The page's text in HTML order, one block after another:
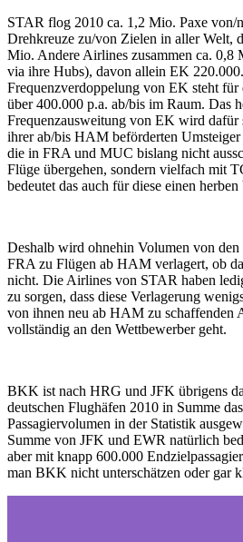
STAR flog 2010 ca. 1,2 Mio. Paxe von/
Drehkreuze zu/von Zielen in aller Welt,
Mio. Andere Airlines zusammen ca. 0,8
via ihre Hubs), davon allein EK
Frequenzverdoppelung von EK steht für
über 400.000 p.a. ab/bis im Raum. Das
Frequenzausweitung von EK wird dafür
ihrer ab/bis HAM beförderten
die in FRA und MUC bislang nicht
Flüge übergehen, sondern vielfach mit
bedeutet das auch für diese einen herben
Deshalb wird ohnehin Volumen von
FRA zu Flügen ab HAM verlagert, ob
nicht. Die Airlines von STAR haben
zu sorgen, dass diese Verlagerung
von ihnen neu ab HAM zu schaffenden
vollständig an den Wettbewerber geht.
BKK ist nach HRG und JFK übrigens
deutschen Flughäfen 2010 in Summe
Passagiervolumen in der Statistik
Summe von JFK und EWR natürlich
aber mit knapp 600.000
man BKK nicht unterschätzen oder gar